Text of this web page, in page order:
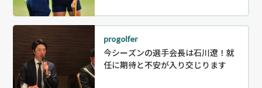
progolfer
今シーズンの選手会長は石川遼！就
任に期待と不安が入り交じります